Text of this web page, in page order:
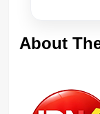
About